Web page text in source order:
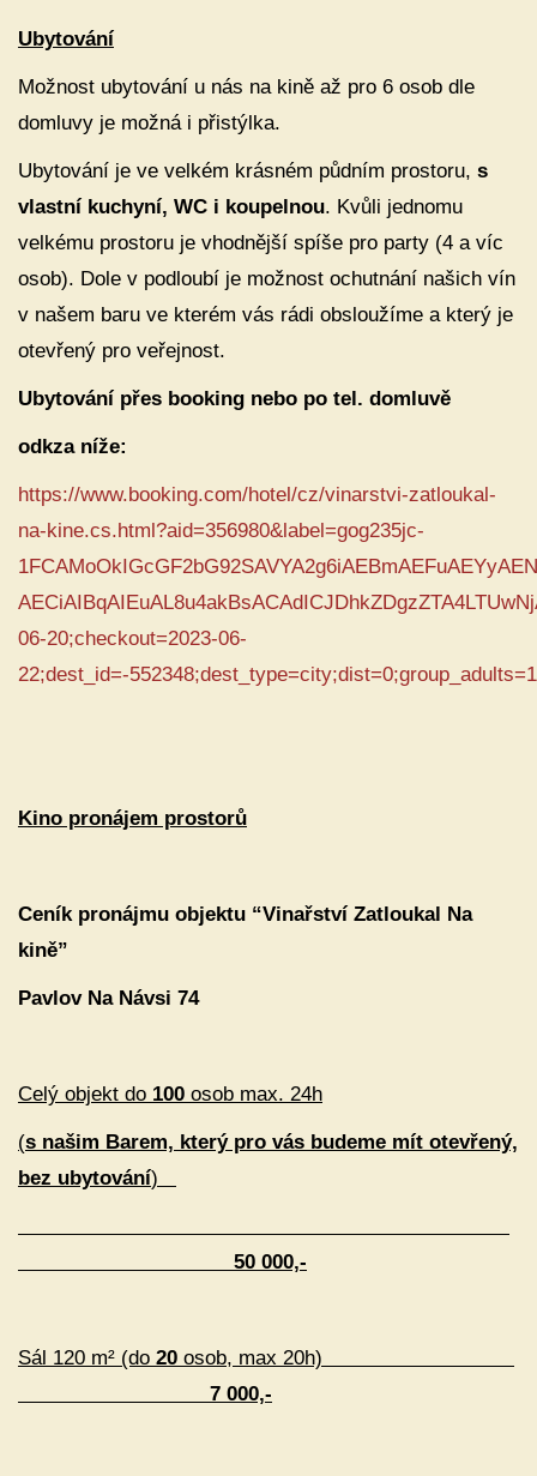
Ubytování
Možnost ubytování u nás na kině až pro 6 osob dle
domluvy je možná i přistýlka.
Ubytování je ve velkém krásném půdním prostoru, s
vlastní kuchyní, WC i koupelnou. Kvůli jednomu
velkému prostoru je vhodnější spíše pro party (4 a víc
osob). Dole v podloubí je možnost ochutnání našich vín
v našem baru ve kterém vás rádi obsloužíme a který je
otevřený pro veřejnost.
Ubytování přes booking nebo po tel. domluvě
odkza níže:
https://www.booking.com/hotel/cz/vinarstvi-zatloukal-
na-kine.cs.html?aid=356980&label=gog235jc-
06-20;checkout=2023-06-
22;dest_id=-
Kino pronájem prostorů
Ceník pronájmu objektu “Vinařství Zatloukal Na
kině”
Pavlov Na Návsi 74
Celý objekt do 100 osob max. 24h
(s našim Barem, který pro vás budeme mít otevřený,
bez ubytování)
50 000,-
Sál 120 m² (do 20 osob, max 20h)
7 000,-